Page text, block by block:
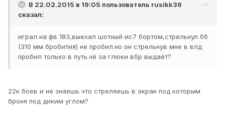
В 22.02.2015 в 19:05 пользователь rusikk36
сказал:
играл на фв 183,выехал шотный ис7 бортом,стрельнул бб
(310 мм бробития) не пробил.но он стрельнув мне в влд
пробил только в путь.чё за глюки вбр выдаёт?
22к боев и не знаешь что стреляешь в экран под которым
броня под диким углом?